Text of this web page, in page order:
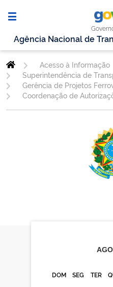
Agência Nacional de
Acesso à Informação
AGO
DOM SEG TER